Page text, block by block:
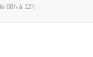
08h à 12h